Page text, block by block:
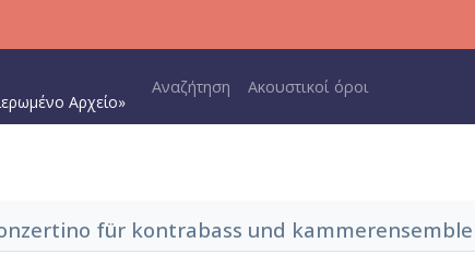
Αρχείο»
Main navigation
Αναζήτηση Ακουστικοί όροι
für kontrabass und kammerensemble